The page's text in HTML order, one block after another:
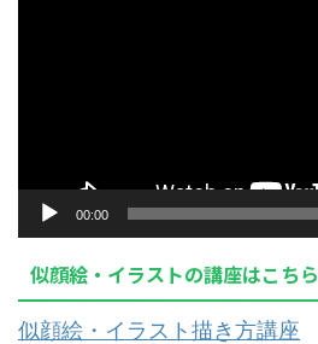
00:00
似顔絵・イラストの講座はこちら
似顔絵・イラスト描き方講座